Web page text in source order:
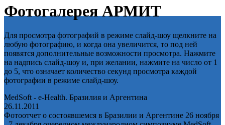
Фотогалерея АРМИТ
Для просмотра фотографий в режиме слайд-шоу щелкните на
любую фотографию, и когда она увеличится, то под ней
появятся дополнительные возможности просмотра. Нажмите
на надпись слайд-шоу и, при желании, нажмите на число от 1
до 5, что означает количество секунд просмотра каждой
фотографии в режиме слайд-шоу.
MedSoft - e-Health. Бразилия и Аргентина
26.11.2011
Фотоотчет о состоявшемся в Бразилии и Аргентине 26 ноября